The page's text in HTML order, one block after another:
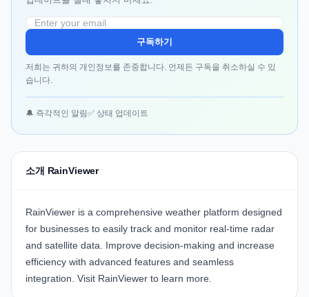
구독하기
저희는 귀하의 개인정보를 존중합니다. 언제든 구독을 취소하실 수 있
습니다.
🔔 즉각적인 알림✅ 상태 업데이트
소개 RainViewer
RainViewer is a comprehensive weather platform designed
for businesses to easily track and monitor real-time radar
and satellite data. Improve decision-making and increase
efficiency with advanced features and seamless
integration. Visit RainViewer to learn more.